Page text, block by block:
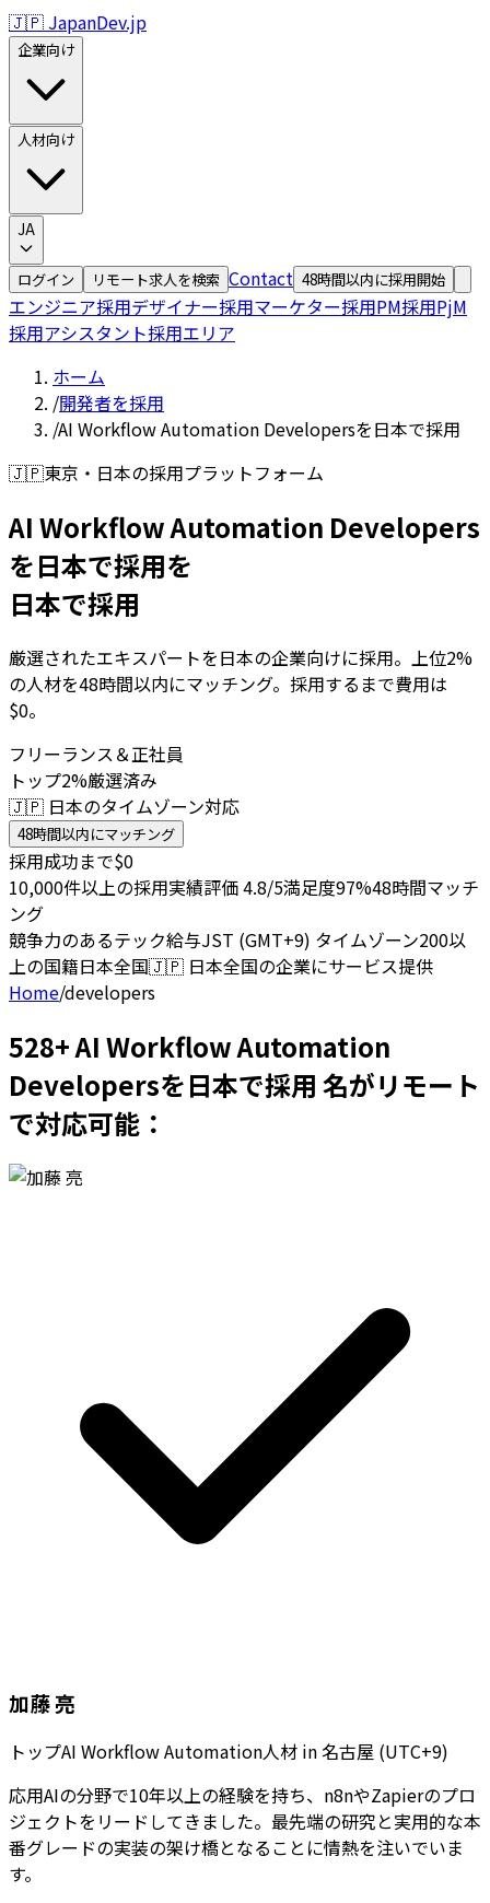
🇯🇵 JapanDev.jp
企業向け
人材向け
JA
ログイン リモート求人を検索 Contact 48時間以内に採用開始
エンジニア採用デザイナー採用マーケター採用PM採用PjM
採用アシスタント採用エリア
ホーム
/開発者を採用
/AI Workflow Automation Developersを日本で採用
🇯🇵東京・日本の採用プラットフォーム
AI Workflow Automation Developers
を日本で採用を
日本で採用
厳選されたエキスパートを日本の企業向けに採用。上位2%
の人材を48時間以内にマッチング。採用するまで費用は
$0。
フリーランス＆正社員
トップ2%厳選済み
🇯🇵 日本のタイムゾーン対応
48時間以内にマッチング
採用成功まで$0
10,000件以上の採用実績評価 4.8/5満足度97%48時間マッチ
ング
競争力のあるテック給与JST (GMT+9) タイムゾーン200以
上の国籍日本全国🇯🇵 日本全国の企業にサービス提供
Home/developers
528+ AI Workflow Automation
Developersを日本で採用 名がリモート
で対応可能：
加藤 亮
トップAI Workflow Automation人材 in 名古屋 (UTC+9)
応用AIの分野で10年以上の経験を持ち、n8nやZapierのプロ
ジェクトをリードしてきました。最先端の研究と実用的な本
番グレードの実装の架け橋となることに情熱を注いでいま
す。